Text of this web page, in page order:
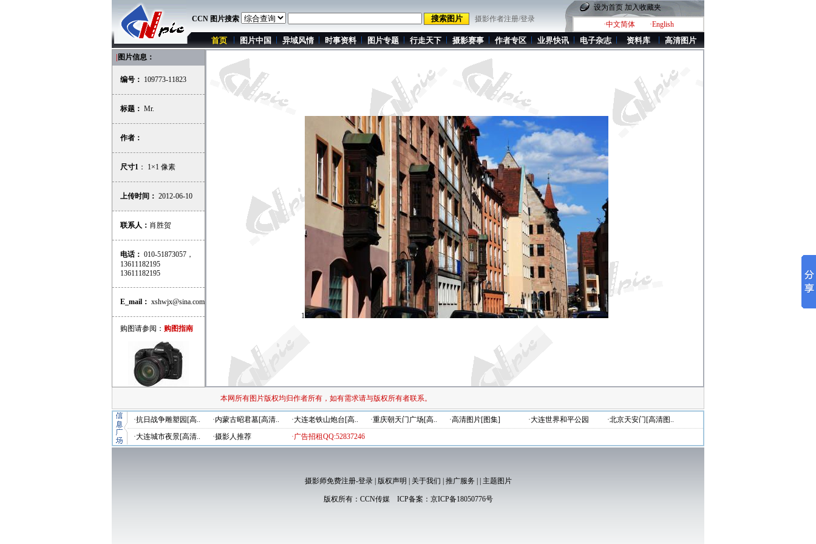
CCN 图片搜索 摄影作者注册/登录
设为首页 加入收藏夹
·中文简体
·English
首页 图片中国 异域风情 时事资料 图片专题 行走天下 摄影赛事 作者专区 业界快讯 电子杂志 资料库 高清图片
图片信息：
编号： 109773-11823
标题： Mr.
作者：
尺寸1 ： 1×1 像素
上传时间： 2012-06-10
联系人： 肖胜贺
电话： 010-51873057，
13611182195
13611182195
E_mail： xshwjx@sina.com
购图请参阅： 购图指南
1
本网所有图片版权均归作者所有，如有需求请与版权所有者联系。
·抗日战争雕塑园[高.. ·内蒙古昭君墓[高清.. ·大连老铁山炮台[高.. ·重庆朝天门广场[高.. ·高清图片[图集] ·大连世界和平公园
·北京天安门[高清图..
·大连城市夜景[高清..
·摄影人推荐 ·广告招租QQ:52837246
摄影师免费注册-登录| 版权声明 关于我们 推广服务 主题图片
版权所有： CCN传媒ICP备案： 京ICP备18050776号